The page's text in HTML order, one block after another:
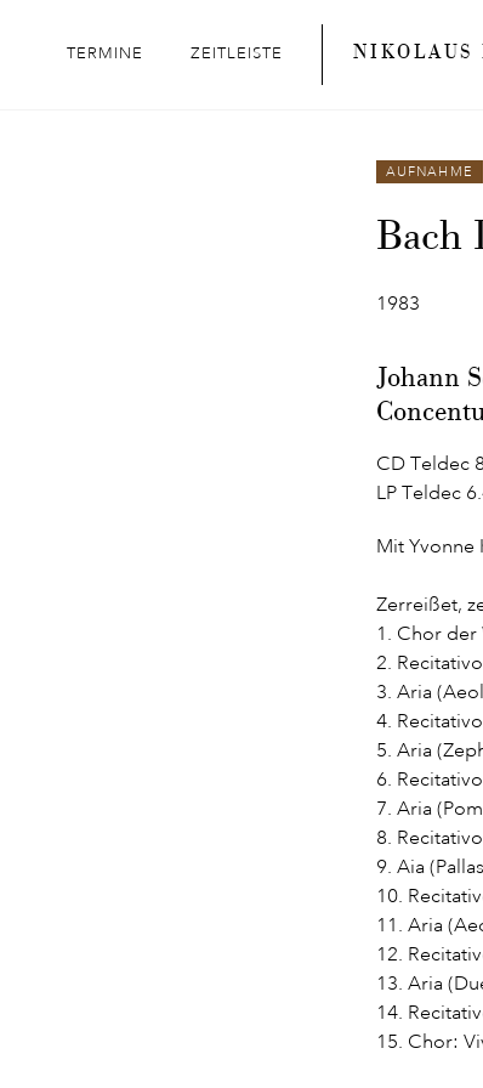
TERMINE ZEITLEISTE NIKOLAUS
AUFNAHME
Bach
1983
Johann
CD Teldec
LP Teldec
Mit Yvonne
Zerreißet,
1. Chor
2.
3. Aria
4.
5. Aria
6.
7. Aria
8.
9. Aia
10.
11. Aria
12.
13. Aria
14.
15. Chor: